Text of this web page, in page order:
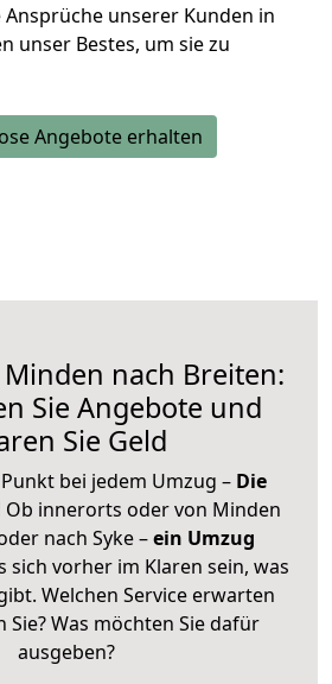
unserer Kunden in
unser Bestes, um sie zu
Angebote erhalten
nach Breiten:
Sie Angebote und
Sie Geld
bei jedem Umzug – Die
Ob innerorts oder von Minden
nach Syke –ein Umzug
sich vorher im Klaren sein, was
Welchen Service erwarten
Sie? Was möchten Sie dafür
ausgeben?